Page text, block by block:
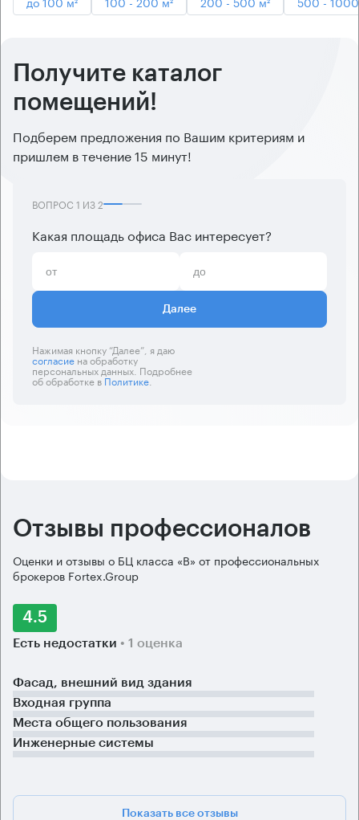
Получите каталог
помещений!
Подберем предложения по Вашим критериям и
пришлем в течение 15 минут!
ВОПРОС 1 ИЗ2
Какая площадь офиса Вас интересует?
Далее
Нажимая кнопку “Далее”, я даю
согласиена обработку
персональных данных. Подробнее
об обработке вПолитике.
Отзывы профессионалов
Оценки и отзывы о БЦ класса «B» от профессиональных
брокеров Fortex.Group
4.5
Есть недостатки • 1 оценка
Фасад, внешний вид здания
Входная группа
Места общего пользования
Инженерные системы
Показать все отзывы